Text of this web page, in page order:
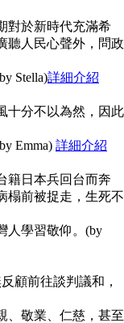
對於新時代充滿希
聽人民心聲外，問政
Stella)詳細介紹
十分不以為然，因此
Emma) 詳細介紹
籍日本兵回台而奔
榻前被捉走，生死不
人學習敬仰。(by
顧前往談判議和，
、敬業、仁慈，甚至